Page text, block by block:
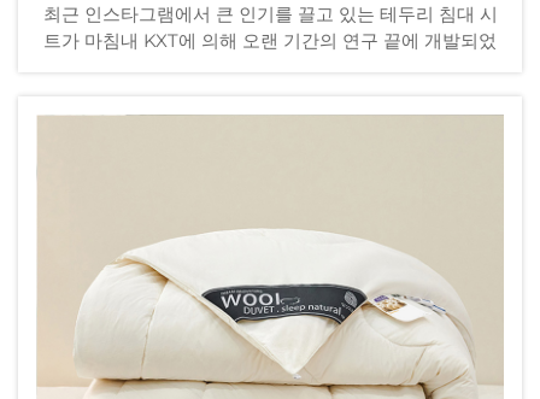
최근 인스타그램에서 큰 인기를 끌고 있는 테두리 침대 시
트가 마침내 KXT에 의해 오랜 기간의 연구 끝에 개발되었
어 플랫폼에서 빠르게 뜨거운 논의를 불러일으키고 있습니